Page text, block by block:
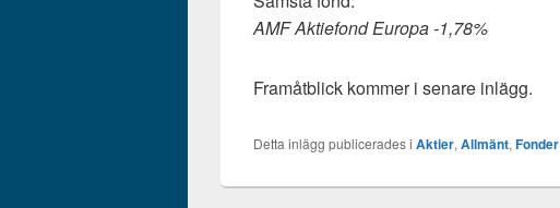
AMF Aktiefond Europa -1,78%
Framåtblick kommer i senare inlägg.
Detta inlägg publicerades i Aktier, Allmänt, Fonder